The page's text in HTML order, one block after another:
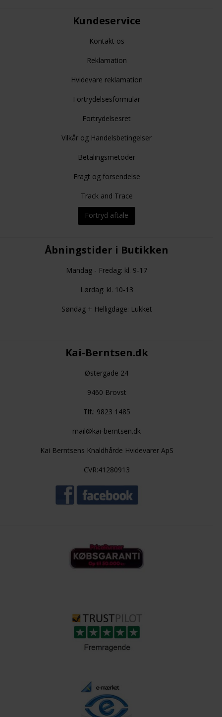
Kai-Berntsen.dk
Østergade 24
9460 Brovst
Tlf.: 9823 1485
mail@kai-berntsen.dk
Kai Berntsens Knaldhårde Hvidevarer ApS
CVR:41280913
Åbningstider i Butikken
Mandag - Fredag: kl. 9-17
Lørdag: kl. 10-13
Søndag + Helligdage: Lukket
Kundeservice
Kontakt os
Reklamation
Hvidevare reklamation
Fortrydelsesformular
Fortrydelsesret
Vilkår og Handelsbetingelser
Betalingsmetoder
Fragt og forsendelse
Track and Trace
Fortryd aftale